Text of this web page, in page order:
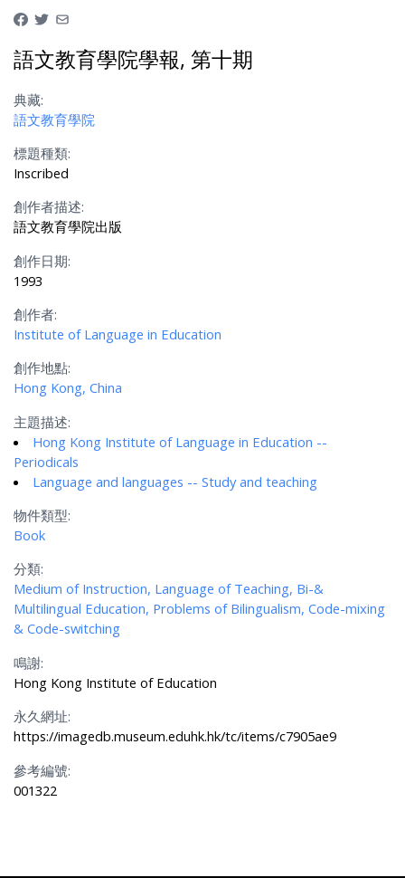
語文教育學院學報, 第十期
典藏:
語文教育學院
標題種類:
Inscribed
創作者描述:
語文教育學院出版
創作日期:
1993
創作者:
Institute of Language in Education
創作地點:
Hong Kong, China
主題描述:
Hong Kong Institute of Language in Education --
Periodicals
Language and languages -- Study and teaching
物件類型:
Book
分類:
Medium of Instruction, Language of Teaching, Bi-&
Multilingual Education, Problems of Bilingualism, Code-mixing
& Code-switching
鳴謝:
Hong Kong Institute of Education
永久網址:
https://imagedb.museum.eduhk.hk/tc/items/c7905ae9
參考編號:
001322